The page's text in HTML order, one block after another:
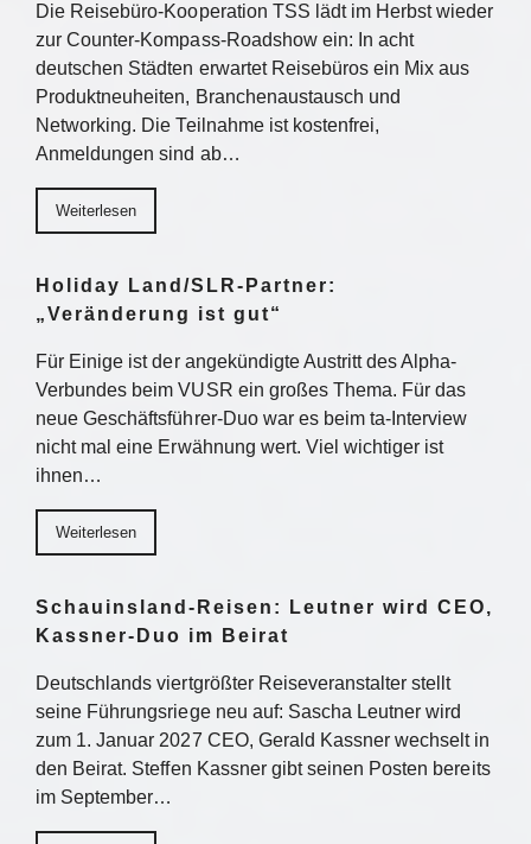
Die Reisebüro-Kooperation TSS lädt im Herbst wieder
zur Counter-Kompass-Roadshow ein: In acht
deutschen Städten erwartet Reisebüros ein Mix aus
Produktneuheiten, Branchenaustausch und
Networking. Die Teilnahme ist kostenfrei,
Anmeldungen sind ab…
Weiterlesen
Holiday Land/SLR-Partner:
„Veränderung ist gut“
Für Einige ist der angekündigte Austritt des Alpha-
Verbundes beim VUSR ein großes Thema. Für das
neue Geschäftsführer-Duo war es beim ta-Interview
nicht mal eine Erwähnung wert. Viel wichtiger ist
ihnen…
Weiterlesen
Schauinsland-Reisen: Leutner wird CEO,
Kassner-Duo im Beirat
Deutschlands viertgrößter Reiseveranstalter stellt
seine Führungsriege neu auf: Sascha Leutner wird
zum 1. Januar 2027 CEO, Gerald Kassner wechselt in
den Beirat. Steffen Kassner gibt seinen Posten bereits
im September…